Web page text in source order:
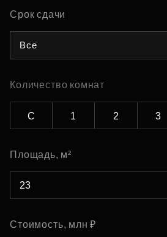
Срок сдачи
Все
Количество комнат
С 1 2 3
Площадь, м²
Стоимость, млн ₽